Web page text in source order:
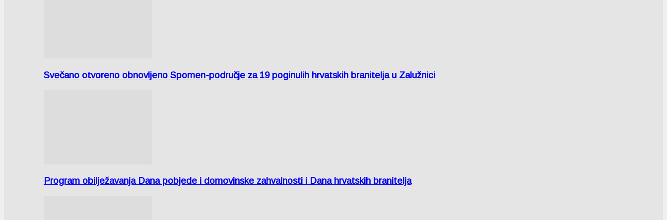
Svečano otvoreno obnovljeno Spomen-područje za 19 poginulih hrvatskih branitelja u Zalužnici
Program obilježavanja Dana pobjede i domovinske zahvalnosti i Dana hrvatskih branitelja